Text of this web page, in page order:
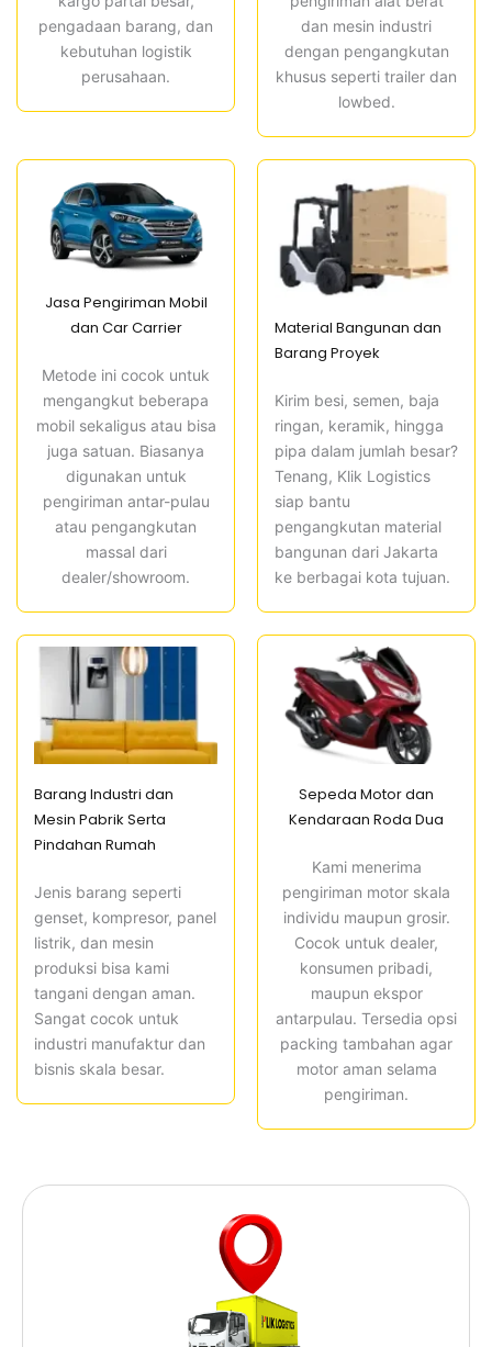
pengadaan barang, dan
kebutuhan logistik
perusahaan.
dan mesin industri
dengan pengangkutan
khusus seperti trailer dan
lowbed.
Jasa Pengiriman Mobil
dan Car Carrier
Metode ini cocok untuk
mengangkut beberapa
mobil sekaligus atau bisa
juga satuan. Biasanya
digunakan untuk
pengiriman antar-pulau
atau pengangkutan
massal dari
dealer/showroom.
Material Bangunan dan
Barang Proyek
Kirim besi, semen, baja
ringan, keramik, hingga
pipa dalam jumlah besar?
Tenang, Klik Logistics
siap bantu
pengangkutan material
bangunan dari Jakarta
ke berbagai kota tujuan.
Barang Industri dan
Mesin Pabrik Serta
Pindahan Rumah
Jenis barang seperti
genset, kompresor, panel
listrik, dan mesin
produksi bisa kami
tangani dengan aman.
Sangat cocok untuk
industri manufaktur dan
bisnis skala besar.
Sepeda Motor dan
Kendaraan Roda Dua
Kami menerima
pengiriman motor skala
individu maupun grosir.
Cocok untuk dealer,
konsumen pribadi,
maupun ekspor
antarpulau. Tersedia opsi
packing tambahan agar
motor aman selama
pengiriman.